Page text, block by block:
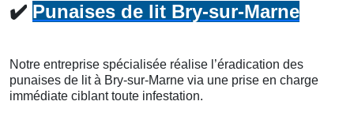
✔️ Punaises de lit Bry-sur-Marne
Notre entreprise spécialisée réalise l’éradication des
punaises de lit à Bry-sur-Marne via une prise en charge
immédiate ciblant toute infestation.